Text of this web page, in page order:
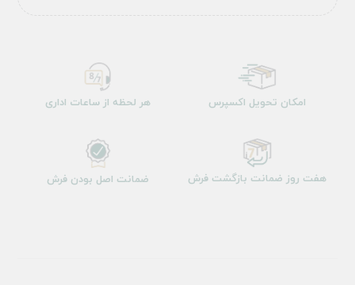
امکان تحویل اکسپرس هر لحظه از ساعات اداری
هفت روز ضمانت بازگشت فرش ضمانت اصل بودن فرش